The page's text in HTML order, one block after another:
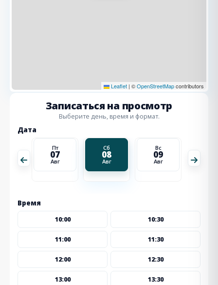
Leaflet | ©OpenStreetMapcontributors
Записаться на просмотр
Выберите день, время и формат.
Дата
Пт
07
Авг
Сб
08
Авг
Вс
09
Авг
Время
10:00 10:30
11:00 11:30
12:00 12:30
13:00 13:30